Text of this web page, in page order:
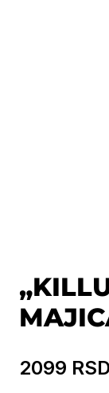
2099 RSD